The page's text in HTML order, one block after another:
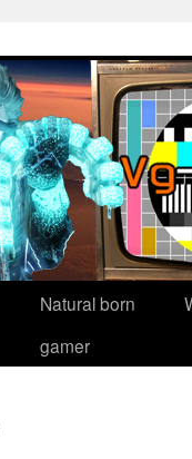
Natural born
gamer